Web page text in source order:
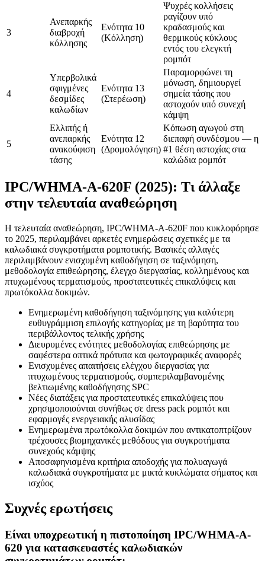
3
Ανεπαρκής
διαβροχή
κόλλησης
Ενότητα 10
(Κόλληση)
Ψυχρές κολλήσεις
ραγίζουν υπό
κραδασμούς και
θερμικούς κύκλους
εντός του ελεγκτή
ρομπότ
4
Υπερβολικά
σφιγμένες
δεσμίδες
καλωδίων
Ενότητα 13
(Στερέωση)
Παραμορφώνει τη
μόνωση, δημιουργεί
σημεία τάσης που
αστοχούν υπό συνεχή
κάμψη
5
Ελλιπής ή
ανεπαρκής
ανακούφιση
τάσης
Ενότητα 12
(Δρομολόγηση)
Κόπωση αγωγού στη
διεπαφή συνδέσμου — η
#1 θέση αστοχίας στα
καλώδια ρομπότ
IPC/WHMA-A-620F (2025): Τι άλλαξε
στην τελευταία αναθεώρηση
Η τελευταία αναθεώρηση, IPC/WHMA-A-620F που κυκλοφόρησε
το 2025, περιλαμβάνει αρκετές ενημερώσεις σχετικές με τα
καλωδιακά συγκροτήματα ρομποτικής. Βασικές αλλαγές
περιλαμβάνουν ενισχυμένη καθοδήγηση σε ταξινόμηση,
μεθοδολογία επιθεώρησης, έλεγχο διεργασίας, κολλημένους και
πτυχωμένους τερματισμούς, προστατευτικές επικαλύψεις και
πρωτόκολλα δοκιμών.
Ενημερωμένη καθοδήγηση ταξινόμησης για καλύτερη
ευθυγράμμιση επιλογής κατηγορίας με τη βαρύτητα του
περιβάλλοντος τελικής χρήσης
Διευρυμένες ενότητες μεθοδολογίας επιθεώρησης με
σαφέστερα οπτικά πρότυπα και φωτογραφικές αναφορές
Ενισχυμένες απαιτήσεις ελέγχου διεργασίας για
πτυχωμένους τερματισμούς, συμπεριλαμβανομένης
βελτιωμένης καθοδήγησης SPC
Νέες διατάξεις για προστατευτικές επικαλύψεις που
χρησιμοποιούνται συνήθως σε dress pack ρομπότ και
εφαρμογές ενεργειακής αλυσίδας
Ενημερωμένα πρωτόκολλα δοκιμών που αντικατοπτρίζουν
τρέχουσες βιομηχανικές μεθόδους για συγκροτήματα
συνεχούς κάμψης
Αποσαφηνισμένα κριτήρια αποδοχής για πολυαγωγά
καλωδιακά συγκροτήματα με μικτά κυκλώματα σήματος και
ισχύος
Συχνές ερωτήσεις
Είναι υποχρεωτική η πιστοποίηση IPC/WHMA-A-
620 για κατασκευαστές καλωδιακών